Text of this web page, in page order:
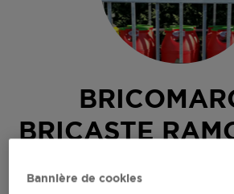
BRICASTE
Bannière de cookies